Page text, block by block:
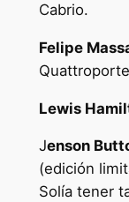
Cabrio.
Felipe
Lewis
Jenson
(edición
Solía tener